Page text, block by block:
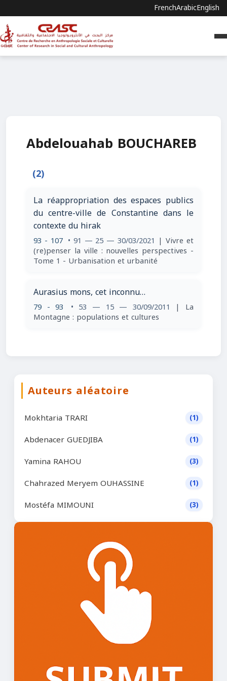
FrenchArabicEnglish
Abdelouahab BOUCHAREB
(2)
La réappropriation des espaces publics
du centre-ville de Constantine dans le
contexte du hirak
93 - 107 • 91 — 25 — 30/03/2021 | Vivre et
(re)penser la ville : nouvelles perspectives -
Tome 1 - Urbanisation et urbanité
Aurasius mons, cet inconnu…
79 - 93 • 53 — 15 — 30/09/2011 | La
Montagne : populations et cultures
Auteurs aléatoire
Mokhtaria TRARI (1)
Abdenacer GUEDJIBA (1)
Yamina RAHOU (3)
Chahrazed Meryem OUHASSINE (1)
Mostéfa MIMOUNI (3)